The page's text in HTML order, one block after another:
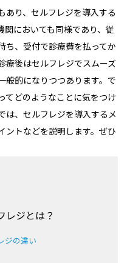
あり、セルフレジを導入する
においても同様であり、従
ち、受付で診療費を払ってか
療後はセルフレジでスムーズ
般的になりつつあります。で
てどのようなことに気をつけ
は、セルフレジを導入するメ
ントなどを説明します。ぜひ
レジとは？
ジの違い